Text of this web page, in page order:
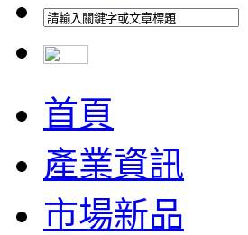
首頁
產業資訊
市場新品